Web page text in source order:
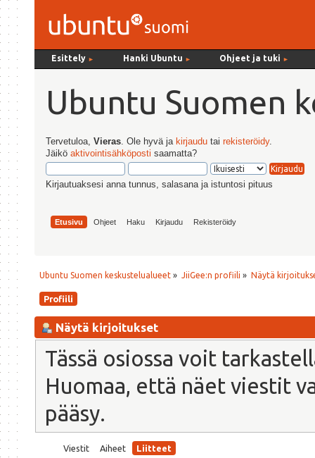
Esittely ► Hanki Ubuntu ► Ohjeet ja tuki ►
Ubuntu Suomen
Tervetuloa,Vieras . Ole hyvä ja kirjaudu tairekisteröidy.
Jäiköaktivointisähköposti saamatta?
Kirjautuaksesi anna tunnus, salasana ja istuntosi pituus
Etusivu Ohjeet Haku Kirjaudu Rekisteröidy
Ubuntu Suomen keskustelualueet » JiiGee:n profiili » Näytä
Profiili
Näytä kirjoitukset
Tässä osiossa voit
Huomaa, että näet viestit
pääsy.
Viestit Aiheet Liitteet